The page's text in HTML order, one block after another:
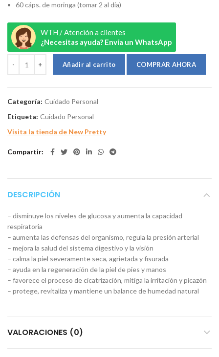
60 cáps. de moringa (tomar 2 al día)
WTH / Atención a clientes
¿Necesitas ayuda? Envía un WhatsApp
Añadir al carrito
Categoría: Cuidado Personal
Etiqueta: Cuidado Personal
Visita la tienda de New Pretty
Compartir
DESCRIPCIÓN
– disminuye los niveles de glucosa y aumenta la capacidad
respiratoria
– aumenta las defensas del organismo, regula la presión arterial
– mejora la salud del sistema digestivo y la visión
– calma la piel severamente seca, agrietada y fisurada
– ayuda en la regeneración de la piel de pies y manos
– favorece el proceso de cicatrización, mitiga la irritación y picazón
– protege, revitaliza y mantiene un balance de humedad natural
VALORACIONES (0)